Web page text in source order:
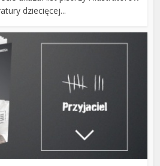
dziecięcej...